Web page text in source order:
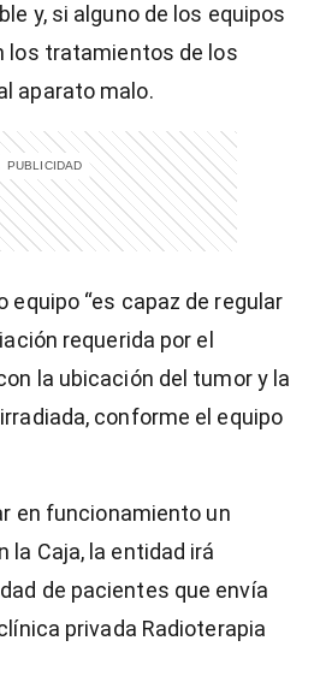
y, si alguno de los equipos
los tratamientos de los
aparato malo.
equipo “es capaz de regular
requerida por el
la ubicación del tumor y la
conforme el equipo
en funcionamiento un
la Caja, la entidad irá
de pacientes que envía
privada Radioterapia